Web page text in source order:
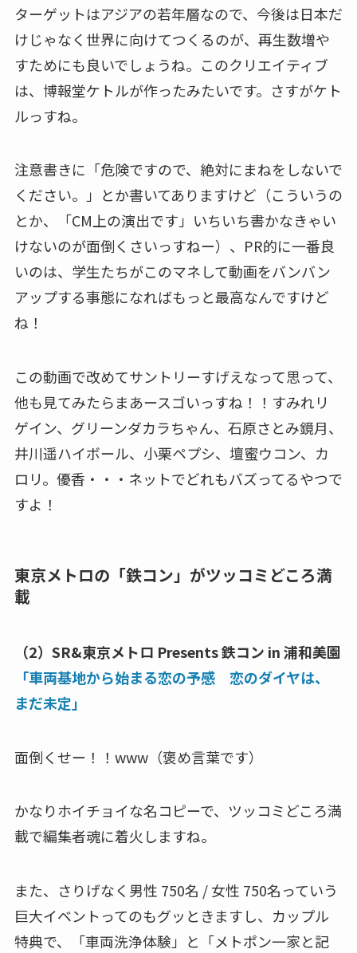
ターゲットはアジアの若年層なので、今後は日本だ
けじゃなく世界に向けてつくるのが、再生数増や
すためにも良いでしょうね。このクリエイティブ
は、博報堂ケトルが作ったみたいです。さすがケト
ルっすね。
注意書きに「危険ですので、絶対にまねをしないで
ください。」とか書いてありますけど（こういうの
とか、「CM上の演出です」いちいち書かなきゃい
けないのが面倒くさいっすねー）、PR的に一番良
いのは、学生たちがこのマネして動画をバンバン
アップする事態になればもっと最高なんですけど
ね！
この動画で改めてサントリーすげえなって思って、
他も見てみたらまあースゴいっすね！！すみれリ
ゲイン、グリーンダカラちゃん、石原さとみ鏡月、
井川遥ハイボール、小栗ペプシ、壇蜜ウコン、カ
ロリ。優香・・・ネットでどれもバズってるやつで
すよ！
東京メトロの「鉄コン」がツッコミどころ満
載
（2）SR&東京メトロ Presents 鉄コン in 浦和美園
「車両基地から始まる恋の予感 恋のダイヤは、
まだ未定」
面倒くせー！！www（褒め言葉です）
かなりホイチョイな名コピーで、ツッコミどころ満
載で編集者魂に着火しますね。
また、さりげなく男性 750名 / 女性 750名っていう
巨大イベントってのもグッときますし、カップル
特典で、「車両洗浄体験」と「メトポン一家と記